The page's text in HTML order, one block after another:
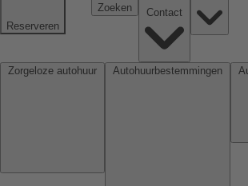
Reserveren
Zoeken